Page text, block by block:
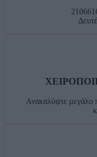
Ανακαλύψτε μεγάλο